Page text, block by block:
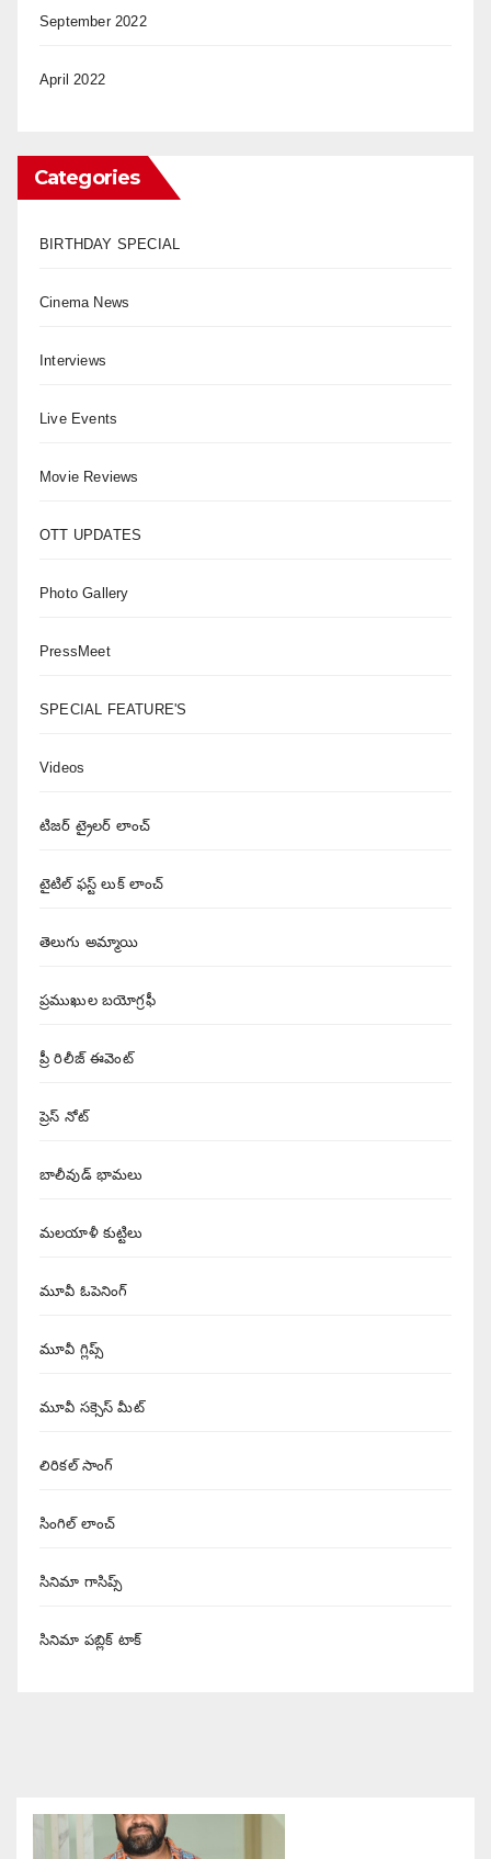
September 2022
April 2022
Categories
BIRTHDAY SPECIAL
Cinema News
Interviews
Live Events
Movie Reviews
OTT UPDATES
Photo Gallery
PressMeet
SPECIAL FEATURE'S
Videos
టిజర్ ట్రైలర్ లాంచ్
టైటిల్ ఫస్ట్ లుక్ లాంచ్
తెలుగు అమ్మాయి
ప్రముఖుల బయోగ్రఫీ
ప్రీ రిలీజ్ ఈవెంట్
ప్రెస్ నోట్
బాలీవుడ్ భామలు
మలయాళీ కుట్టిలు
మూవీ ఓపెనింగ్
మూవీ గ్లిప్స్
మూవీ సక్సెస్ మీట్
లిరికల్ సాంగ్
సింగిల్ లాంచ్
సినిమా గాసిప్స్
సినిమా పబ్లిక్ టాక్